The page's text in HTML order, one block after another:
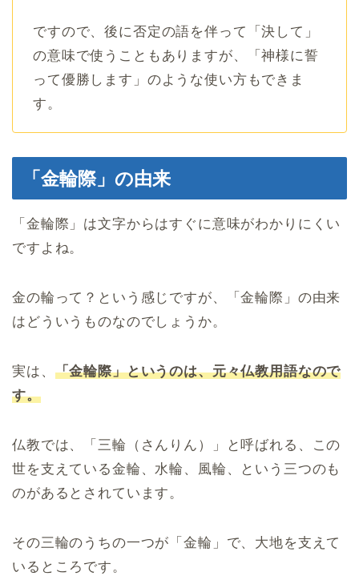
ですので、後に否定の語を伴って「決して」
の意味で使うこともありますが、「神様に誓
って優勝します」のような使い方もできま
す。
「金輪際」の由来
「金輪際」は文字からはすぐに意味がわかりにくい
ですよね。
金の輪って？という感じですが、「金輪際」の由来
はどういうものなのでしょうか。
実は、 「金輪際」というのは、元々仏教用語なので
す。
仏教では、「三輪（さんりん）」と呼ばれる、この
世を支えている金輪、水輪、風輪、という三つのも
のがあるとされています。
その三輪のうちの一つが「金輪」で、大地を支えて
いるところです。